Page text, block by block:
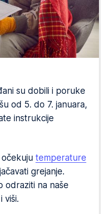
su dobili i poruke
od 5. do 7. januara,
instrukcije
očekuju temperature
grejanje.
odraziti na naše
viši.